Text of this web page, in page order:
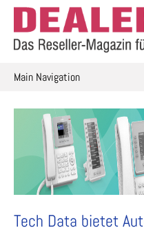
Skip
content
Main Navigation
Tech Data bietet